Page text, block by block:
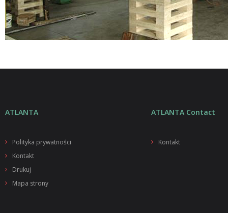
ATLANTA
Polityka prywatności
Kontakt
Drukuj
Mapa strony
ATLANTA Contact
Kontakt